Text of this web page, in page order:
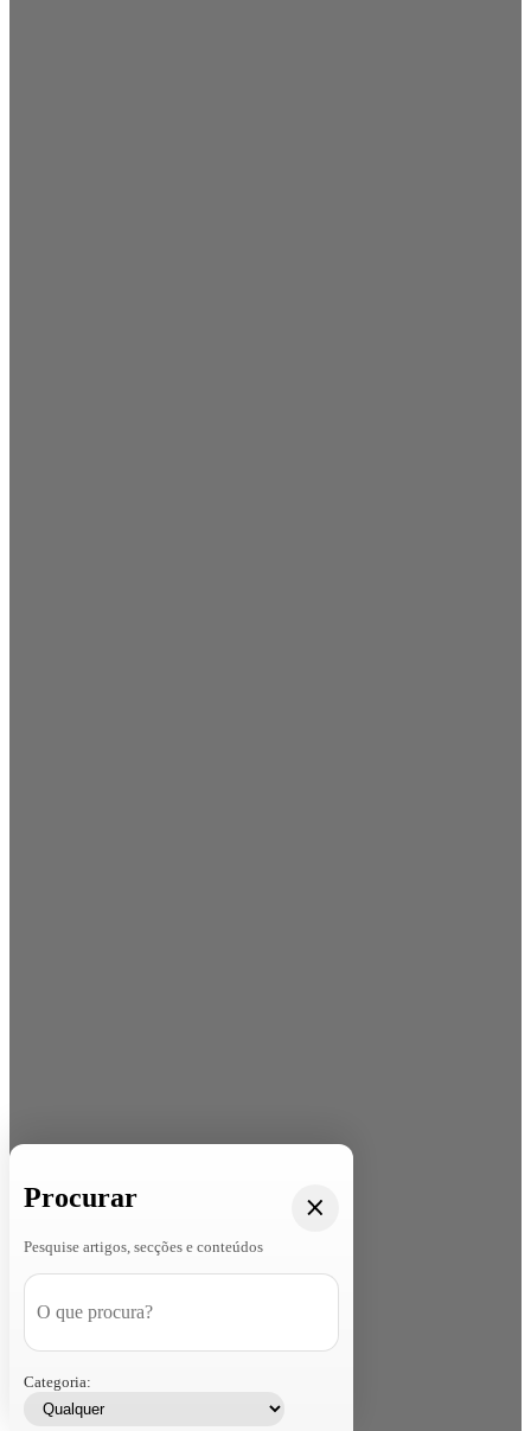
Procurar
Pesquise artigos, secções e conteúdos
Categoria: